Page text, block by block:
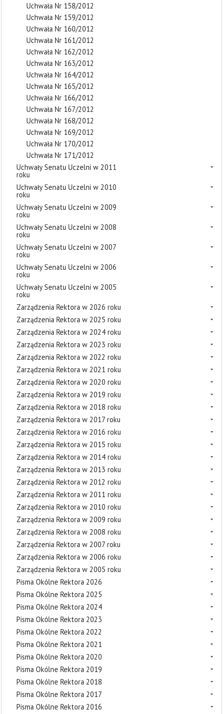
Uchwała Nr 158/2012
Uchwała Nr 159/2012
Uchwała Nr 160/2012
Uchwała Nr 161/2012
Uchwała Nr 162/2012
Uchwała Nr 163/2012
Uchwała Nr 164/2012
Uchwała Nr 165/2012
Uchwała Nr 166/2012
Uchwała Nr 167/2012
Uchwała Nr 168/2012
Uchwała Nr 169/2012
Uchwała Nr 170/2012
Uchwała Nr 171/2012
Uchwały Senatu Uczelni w 2011
roku
Uchwały Senatu Uczelni w 2010
roku
Uchwały Senatu Uczelni w 2009
roku
Uchwały Senatu Uczelni w 2008
roku
Uchwały Senatu Uczelni w 2007
roku
Uchwały Senatu Uczelni w 2006
roku
Uchwały Senatu Uczelni w 2005
roku
Zarządzenia Rektora w 2026 roku
Zarządzenia Rektora w 2025 roku
Zarządzenia Rektora w 2024 roku
Zarządzenia Rektora w 2023 roku
Zarządzenia Rektora w 2022 roku
Zarządzenia Rektora w 2021 roku
Zarządzenia Rektora w 2020 roku
Zarządzenia Rektora w 2019 roku
Zarządzenia Rektora w 2018 roku
Zarządzenia Rektora w 2017 roku
Zarządzenia Rektora w 2016 roku
Zarządzenia Rektora w 2015 roku
Zarządzenia Rektora w 2014 roku
Zarządzenia Rektora w 2013 roku
Zarządzenia Rektora w 2012 roku
Zarządzenia Rektora w 2011 roku
Zarządzenia Rektora w 2010 roku
Zarządzenia Rektora w 2009 roku
Zarządzenia Rektora w 2008 roku
Zarządzenia Rektora w 2007 roku
Zarządzenia Rektora w 2006 roku
Zarządzenia Rektora w 2005 roku
Pisma Okólne Rektora 2026
Pisma Okólne Rektora 2025
Pisma Okólne Rektora 2024
Pisma Okólne Rektora 2023
Pisma Okólne Rektora 2022
Pisma Okólne Rektora 2021
Pisma Okólne Rektora 2020
Pisma Okólne Rektora 2019
Pisma Okólne Rektora 2018
Pisma Okólne Rektora 2017
Pisma Okólne Rektora 2016